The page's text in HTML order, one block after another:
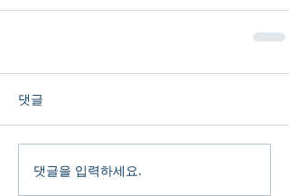
댓글
댓글을 입력하세요.